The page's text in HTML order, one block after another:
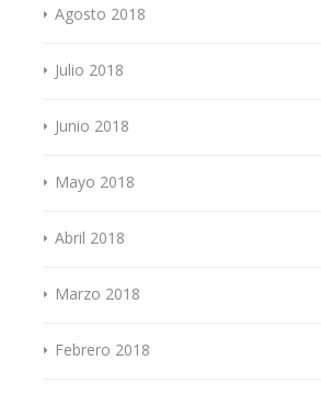
Agosto 2018
Julio 2018
Junio 2018
Mayo 2018
Abril 2018
Marzo 2018
Febrero 2018